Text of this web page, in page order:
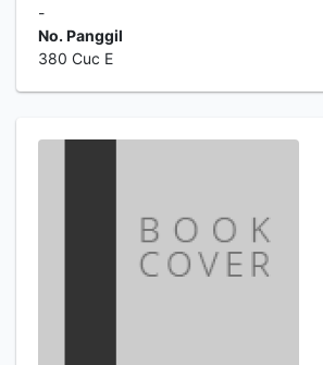
-
No. Panggil
380 Cuc E